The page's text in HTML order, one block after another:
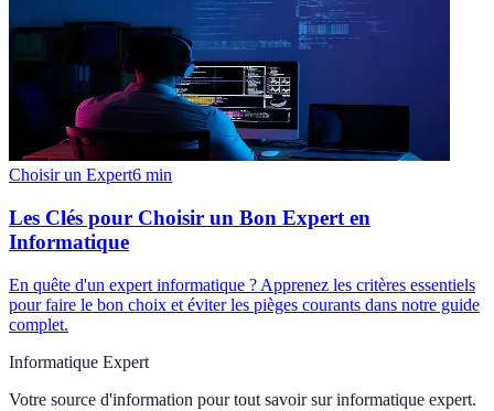
Choisir un Expert6 min
Les Clés pour Choisir un Bon Expert en
Informatique
En quête d'un expert informatique ? Apprenez les critères essentiels
pour faire le bon choix et éviter les pièges courants dans notre guide
complet.
Informatique Expert
Votre source d'information pour tout savoir sur informatique expert.